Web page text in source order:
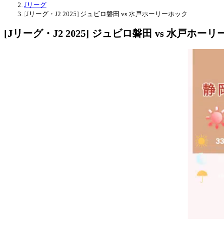
Jリーグ
[Jリーグ・J2 2025] ジュビロ磐田 vs 水戸ホーリーホック
[Jリーグ・J2 2025] ジュビロ磐田 vs 水戸ホーリ